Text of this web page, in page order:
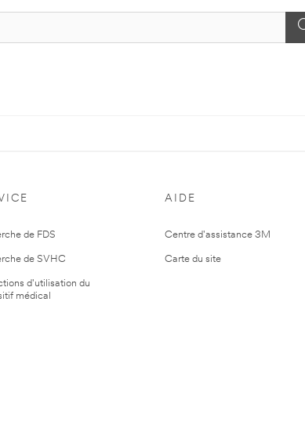
de FDS
de SVHC
d'utilisation du
médical
AIDE
Centre d'assistance 3M
Carte du site